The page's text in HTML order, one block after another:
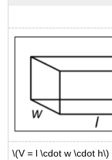
\(V = l \cdot w \cdot h\)